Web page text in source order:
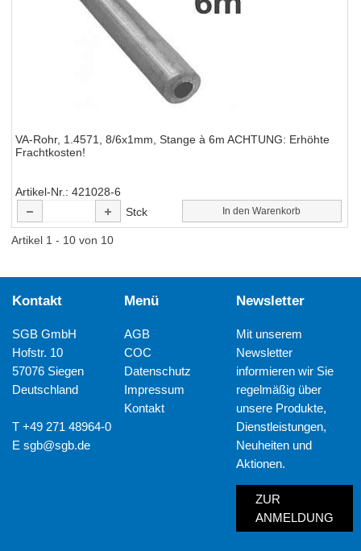
VA-Rohr, 1.4571, 8/6x1mm, Stange à 6m ACHTUNG: Erhöhte
Frachtkosten!
Artikel-Nr.
421028-6
Stck
In den Warenkorb
Artikel 1 - 10 von 10
Kontakt
SGB GmbH
Hofstr. 10
57076 Siegen
Deutschland
T +49 271 48964-0
Esgb@sgb.de
Menü
AGB
COC
Datenschutz
Impressum
Kontakt
Newsletter
Mit unserem
Newsletter
informieren wir Sie
regelmäßig über
unsere Produkte,
Dienstleistungen,
Neuheiten und
Aktionen.
ZUR
ANMELDUNG